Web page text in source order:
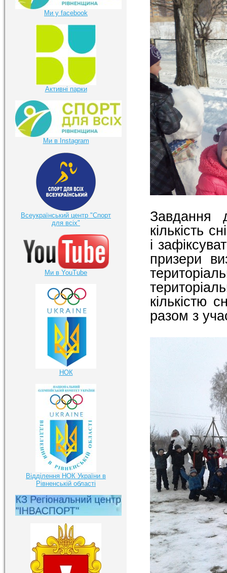
Завдання
кількість
і
призери
кількістю
разом з
Ми у facebook
Активні парки
Ми в Instagram
Всеукраїнський центр "Спорт
для всіх"
Ми в YouTube
НОК
Відділення НОК України в
Рівненській області